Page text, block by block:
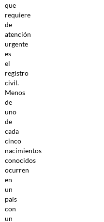
que
requiere
de
atención
urgente
es
el
registro
civil.
Menos
de
uno
de
cada
cinco
nacimientos
conocidos
ocurren
en
un
país
con
un